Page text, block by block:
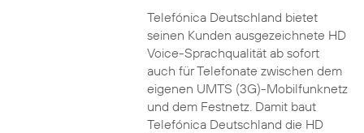
Telefónica Deutschland bietet
seinen Kunden ausgezeichnete HD
Voice-Sprachqualität ab sofort
auch für Telefonate zwischen dem
eigenen UMTS (3G)-Mobilfunknetz
und dem Festnetz. Damit baut
Telefónica Deutschland die HD